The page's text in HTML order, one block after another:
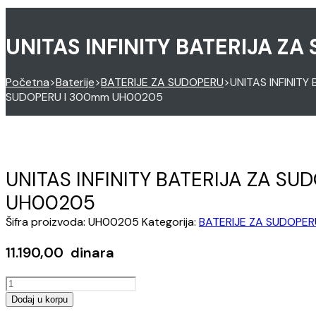
UNITAS INFINITY BATERIJA
Početna>Baterije>BATERIJE ZA SUDOPERU>UNITAS INFINITY
SUDOPERU I 300mm UH00205
UNITAS INFINITY BATERIJA ZA
UH00205
Šifra proizvoda: UH00205 Kategorija: BATERIJE ZA
11.190,00 dinara
UNITAS
INFINITY
Dodaj u korpu